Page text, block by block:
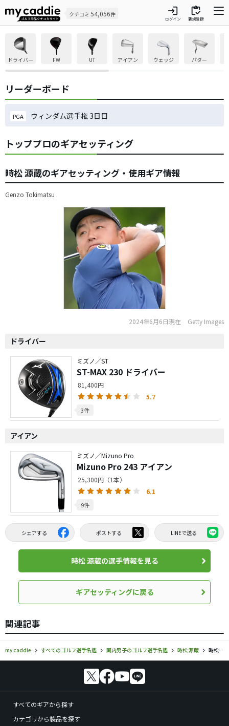
クチコミ 54,056件 login
ログイン
inventory
新規登録
ドライバー FW UT アイアン ウェッジ パター
リーダーボード
PGA ウィンダム選手権 3日目
トッププロのギアセッティング
時松 源蔵のギアセッティング・使用ギア情報
Genzo Tokimatsu
2024年6月6日現在 Getty Images
ドライバー
ミズノ／ST
ST-MAX 230 ドライバー
81,400円
5.7
3件
アイアン
ミズノ／Mizuno Pro
Mizuno Pro 243 アイアン
25,300円（1本）
6.1
9件
シェアする ポストする LINEで送る
時松 源蔵の選手情報を見る
ギアセッティングに戻る
関連記事
my caddie すべてのゴルフ選手名鑑 国内男子のゴルフ選手名鑑 時松 源蔵 時松 源蔵のギアセッティング・使用ギア情報
すべてのギアから探す
カテゴリから製品を探す